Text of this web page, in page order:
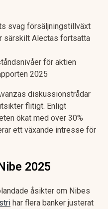
svag försäljningstillväxt
särskilt Alectas fortsatta
för aktien
2025
diskussionstrådar
flitigt. Enligt
ökat med över 30%
ett växande intresse för
2025
åsikter om Nibes
har flera banker justerat